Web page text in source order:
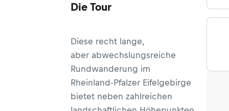
Die Tour
Diese recht lange,
aber abwechslungsreiche
Rundwanderung im
Rheinland-Pfalzer Eifelgebirge
bietet neben zahlreichen